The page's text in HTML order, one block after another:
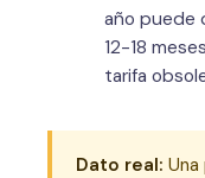
año puede
12-18
tarifa
Dato real: